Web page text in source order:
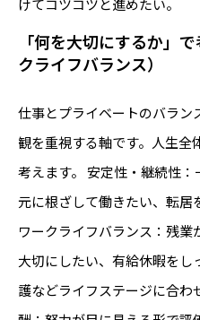
けてコツコツと進めたい。
「何を大切にするか」
クライフバランス）
仕事とプライベートのバラン
観を重視する軸です。人生全
考えます。 安定性・継続性
元に根ざして働きたい、転居
ワークライフバランス：残
大切にしたい、有給休暇を
護などライフステージに合わ